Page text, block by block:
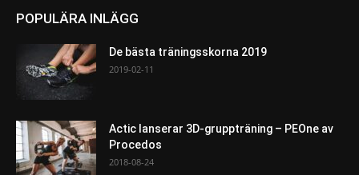
POPULÄRA INLÄGG
De bästa träningsskorna 2019
2019-02-11
Actic lanserar 3D-gruppträning – PEOne av
Procedos
2018-08-24